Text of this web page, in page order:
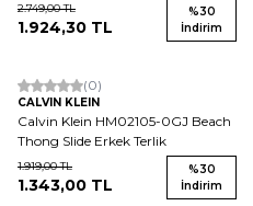
2.749,00TL
1.924,30 TL
%30
İndirim
(0)
CALVIN KLEIN
Calvin Klein HM02105-0GJ Beach
Thong Slide Erkek Terlik
1.919,00TL
1.343,00 TL
%30
İndirim